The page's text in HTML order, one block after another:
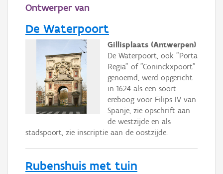
Downloads
Hergebruik
Ontwerper van
De Waterpoort
Gillisplaats (Antwerpen)
De Waterpoort, ook "Porta
Regia" of "Coninckxpoort"
genoemd, werd opgericht
in 1624 als een soort
ereboog voor Filips IV van
Spanje, zie opschrift aan
de westzijde en als
stadspoort, zie inscriptie aan de oostzijde.
Rubenshuis met tuin